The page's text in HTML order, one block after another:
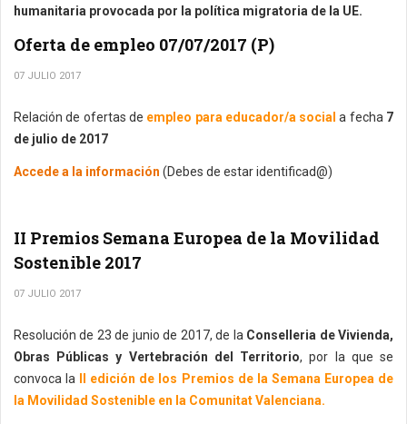
humanitaria provocada por la política migratoria de la UE.
Oferta de empleo 07/07/2017 (P)
07 JULIO 2017
Relación de ofertas de empleo para educador/a social a fecha 7
de julio de 2017
Accede a la información (Debes de estar identificad@)
II Premios Semana Europea de la Movilidad
Sostenible 2017
07 JULIO 2017
Resolución de 23 de junio de 2017, de la Conselleria de Vivienda,
Obras Públicas y Vertebración del Territorio, por la que se
convoca la II edición de los Premios de la Semana Europea de
la Movilidad Sostenible en la Comunitat Valenciana.